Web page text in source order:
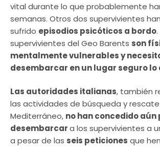
vital durante lo que probablemente
semanas. Otros dos supervivientes han
sufrido episodios psicóticos a bordo
supervivientes del Geo Barents son
mentalmente vulnerables y
desembarcar en un lugar seguro lo
Las autoridades italianas, también
las actividades de búsqueda y
Mediterráneo, no han concedido
desembarcara los supervivientes a
a pesar de las seis peticiones que